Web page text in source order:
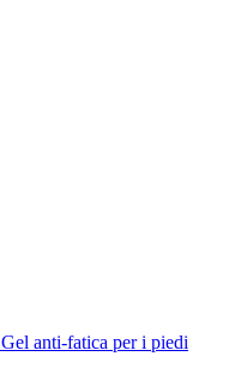
anti-fatica per i piedi